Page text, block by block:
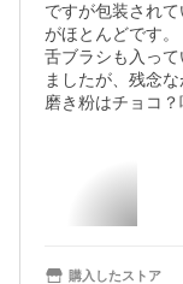
ですが包装され
がほとんどです。
舌ブラシも入っ
ましたが、残念
磨き粉はチョコ？
購入したストア